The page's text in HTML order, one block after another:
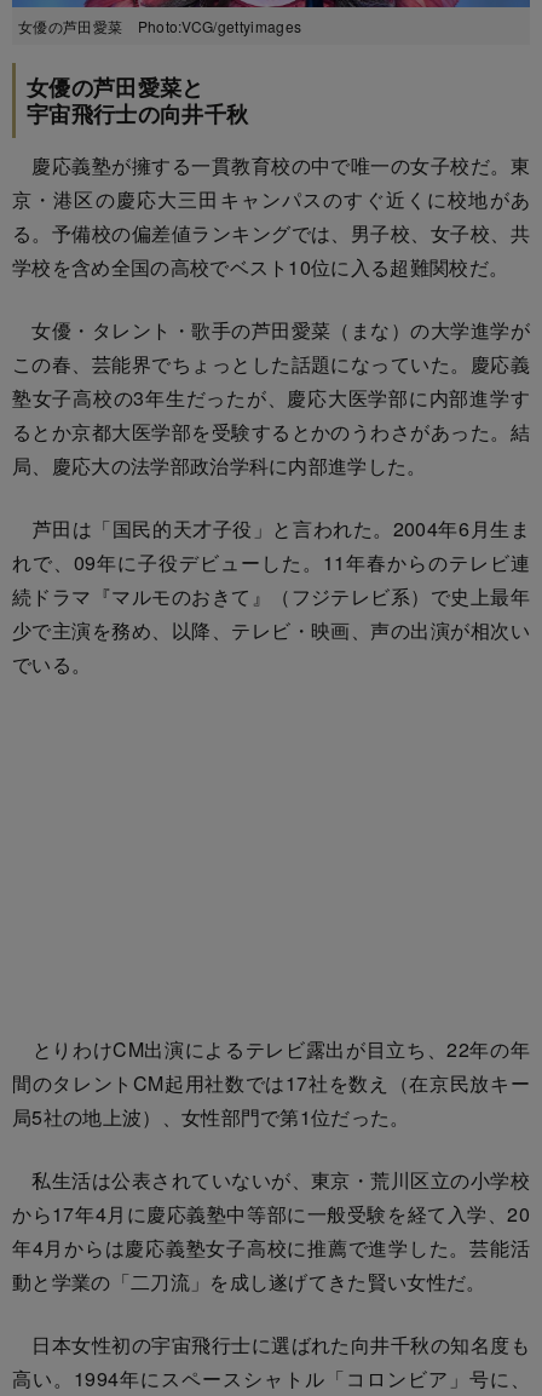
女優の芦田愛菜 Photo:VCG/gettyimages
女優の芦田愛菜と
宇宙飛行士の向井千秋
慶応義塾が擁する一貫教育校の中で唯一の女子校だ。東
京・港区の慶応大三田キャンパスのすぐ近くに校地があ
る。予備校の偏差値ランキングでは、男子校、女子校、共
学校を含め全国の高校でベスト10位に入る超難関校だ。
女優・タレント・歌手の芦田愛菜（まな）の大学進学が
この春、芸能界でちょっとした話題になっていた。慶応義
塾女子高校の3年生だったが、慶応大医学部に内部進学す
るとか京都大医学部を受験するとかのうわさがあった。結
局、慶応大の法学部政治学科に内部進学した。
芦田は「国民的天才子役」と言われた。2004年6月生ま
れで、09年に子役デビューした。11年春からのテレビ連
続ドラマ『マルモのおきて』（フジテレビ系）で史上最年
少で主演を務め、以降、テレビ・映画、声の出演が相次い
でいる。
とりわけCM出演によるテレビ露出が目立ち、22年の年
間のタレントCM起用社数では17社を数え（在京民放キー
局5社の地上波）、女性部門で第1位だった。
私生活は公表されていないが、東京・荒川区立の小学校
から17年4月に慶応義塾中等部に一般受験を経て入学、20
年4月からは慶応義塾女子高校に推薦で進学した。芸能活
動と学業の「二刀流」を成し遂げてきた賢い女性だ。
日本女性初の宇宙飛行士に選ばれた向井千秋の知名度も
高い。1994年にスペースシャトル「コロンビア」号に、